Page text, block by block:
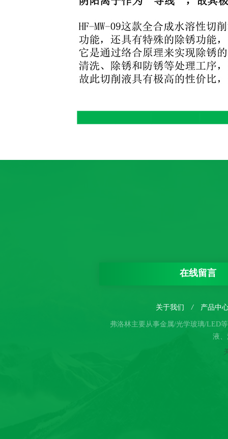
在线留言
关于我们 / 产品中
弗洛林主要从事金属/光学玻璃/LED
液